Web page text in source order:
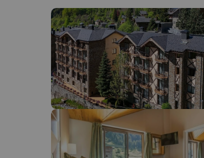
Oops, wir haben keine Ergebnisse
Es sieht so aus, als hätte sich unser